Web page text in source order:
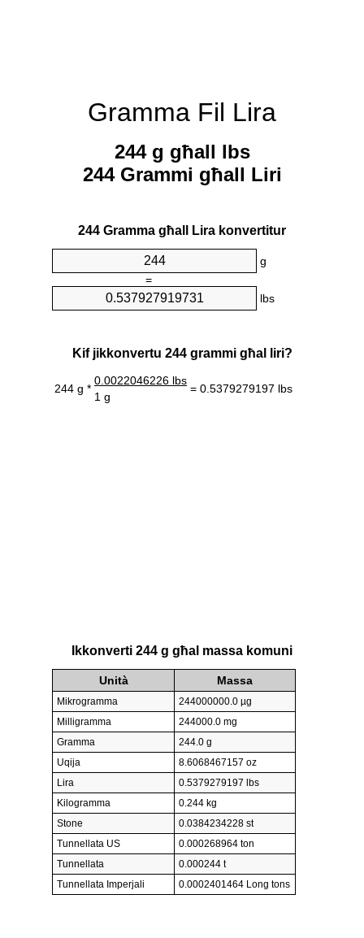
Gramma Fil Lira
244 g għall lbs
244 Grammi għall Liri
244 Gramma għall Lira konvertitur
g
=
lbs
Kif jikkonvertu 244 grammi għal liri?
244 g *
0.0022046226 lbs
= 0.5379279197 lbs
1 g
Ikkonverti 244 g għal massa komuni
Unità Massa
Mikrogramma
244000000.0 µg
Milligramma
244000.0 mg
Gramma
244.0 g
Uqija
8.6068467157 oz
Lira
0.5379279197 lbs
Kilogramma
0.244 kg
Stone
0.0384234228 st
Tunnellata US
0.000268964 ton
Tunnellata
0.000244 t
Tunnellata Imperjali
0.0002401464 Long tons